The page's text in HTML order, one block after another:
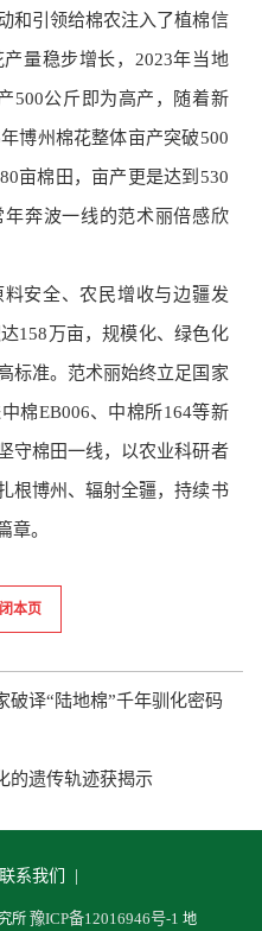
和引领给棉农注入了植棉信
量稳步增长，2023年当地
500公斤即为高产，随着新
博州棉花整体亩产突破500
亩棉田，亩产更是达到530
奔波一线的范术丽倍感欣
安全、农民增收与边疆发
158万亩，规模化、绿色化
标准。范术丽始终立足国家
棉EB006、中棉所164等新
守棉田一线，以农业科研者
根博州、辐射全疆，持续书
章。
本页
破译“陆地棉”千年驯化密码
的遗传轨迹获揭示
联系我们 |
所豫ICP备12016946号-1 地